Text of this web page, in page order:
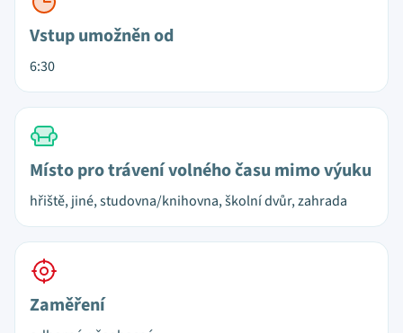
Vstup umožněn od
6:30
Místo pro trávení volného času mimo výuku
hřiště, jiné, studovna/knihovna, školní dvůr, zahrada
Zaměření